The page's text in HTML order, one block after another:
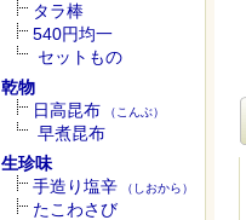
タラ棒
540円均一
セットもの
乾物
日高昆布 （こんぶ）
早煮昆布
生珍味
手造り塩辛 （しおから）
たこわさび